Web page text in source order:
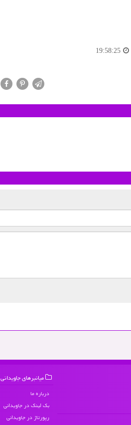
19:58:25
میانبرهای جاویدانی
درباره ما
بک لینک در جاویدانی
رپورتاژ در جاویدانی